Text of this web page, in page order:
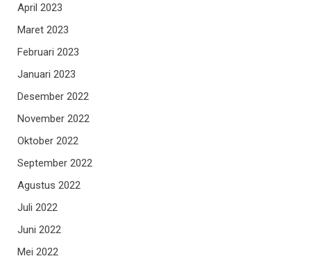
April 2023
Maret 2023
Februari 2023
Januari 2023
Desember 2022
November 2022
Oktober 2022
September 2022
Agustus 2022
Juli 2022
Juni 2022
Mei 2022